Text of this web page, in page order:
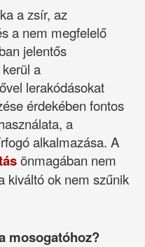
a zsír, az
a nem megfelelő
jelentős
a
lerakódásokat
érdekében fontos
a
alkalmazása. A
önmagában nem
kiváltó ok nem szűnik
mosogatóhoz?